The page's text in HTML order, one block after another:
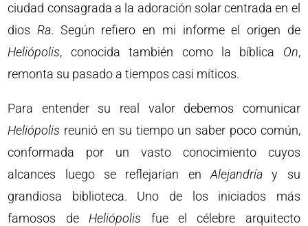
ciudad consagrada a la adoración solar centrada en el
dios Ra. Según refiero en mi informe el origen de
Heliópolis, conocida también como la bíblica On,
remonta su pasado a tiempos casi míticos.
Para entender su real valor debemos comunicar
Heliópolis reunió en su tiempo un saber poco común,
conformada por un vasto conocimiento cuyos
alcances luego se reflejarían enAlejandría y su
grandiosa biblioteca. Uno de los iniciados más
famosos de Heliópolis fue el célebre arquitecto